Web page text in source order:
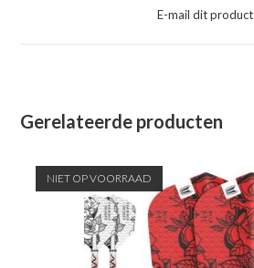
nieuw
E-mail dit product
Gerelateerde producten
NIET OP VOORRAAD